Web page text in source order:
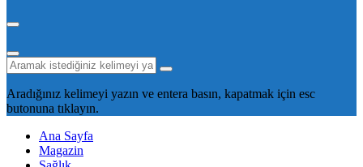
Aradığınız kelimeyi yazın ve entera basın, kapatmak için esc
butonuna tıklayın.
Ana Sayfa
Magazin